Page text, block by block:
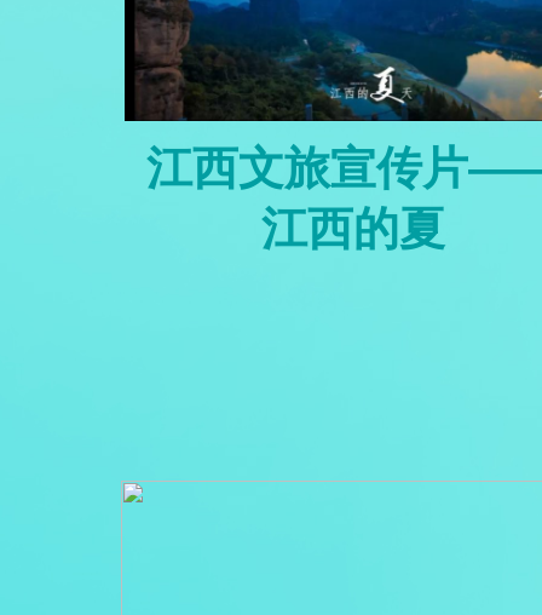
江西文旅宣传片
江西的夏